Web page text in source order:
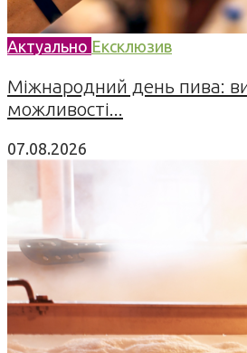
Актуально Ексклюзив
Міжнародний день пива:
можливості...
07.08.2026